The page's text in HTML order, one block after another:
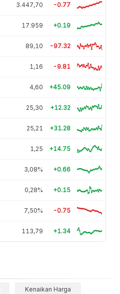
3.447,70 -0.77
17.959 +0.19
89,10 -97.32
1,16 -9.81
4,60 +45.09
25,30 +12.32
25,21 +31.28
1,25 +14.75
3,08% +0.66
0,28% +0.15
7,50% -0.75
113,79 +1.34
Kenaikan Harga